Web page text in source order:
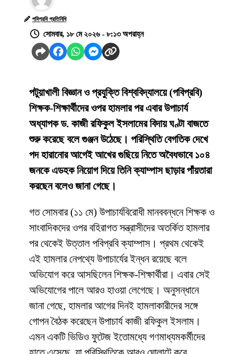
পবিপ্রবি প্রতিনিধি
সোমবার, ১৮ মে ২০২৬ - ৮:১৩ অপরাহ্ন
পটুয়াখালী বিজ্ঞান ও প্রযুক্তি বিশ্ববিদ্যালয়ে (পবিপ্রবি)
শিক্ষক-শিক্ষার্থীদের ওপর হামলার পর এবার উপাচার্য
অধ্যাপক ড. কাজী রফিকুল ইসলামের বিদায় ঘণ্টা বাজতে
শুরু করেছে বলে গুঞ্জন উঠেছে। পরিস্থিতি বেগতিক দেখে
পদ হারানোর আগেই আখের গুছিয়ে নিতে অবৈধভাবে ১০৪
জনকে এডহক নিয়োগ দিয়ে তিনি ক্যাম্পাস ছাড়ার পাঁয়তারা
করছেন বলেও জানা গেছে।
​গত সোমবার (১১ মে) উপাচার্যবিরোধী মানববন্ধনে শিক্ষক ও
সাংবাদিকদের ওপর বহিরাগত সন্ত্রাসীদের অতর্কিত হামলার
পর থেকেই উত্তাল পবিপ্রবি ক্যাম্পাস। প্রথম থেকেই
এই হামলার নেপথ্যে উপাচার্যের ইন্ধন রয়েছে বলে
অভিযোগ করে আসছিলেন শিক্ষক-শিক্ষার্থীরা। এবার সেই
অভিযোগের পালে আরও হাওয়া লেগেছে। অনুসন্ধানে
জানা গেছে, হামলার আগের দিনই হামলাকারীদের সঙ্গে
গোপন বৈঠক করেছেন উপাচার্য কাজী রফিকুল ইসলাম।
এমন একটি ভিডিও ফুটেজ ইতোমধ্যে গণমাধ্যমকর্মীদের